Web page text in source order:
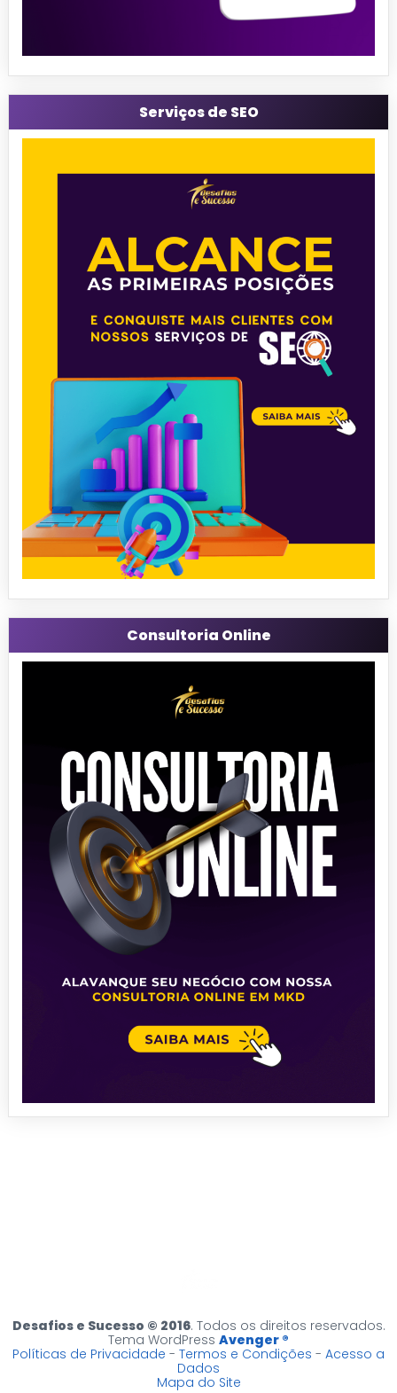
Serviços de SEO
Consultoria Online
Desafios e Sucesso © 2016. Todos os direitos reservados.
Tema WordPress Avenger ®
Políticas de Privacidade - Termos e Condições - Acesso a
Dados
Mapa do Site